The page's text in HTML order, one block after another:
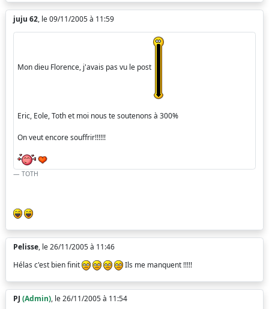
juju 62, le 09/11/2005 à 11:59
Mon dieu Florence, j'avais pas vu le post
Eric, Eole, Toth et moi nous te soutenons à 300%
On veut encore souffrir!!!!!!
TOTH
Pelisse, le 26/11/2005 à 11:46
Hélas c'est bien finit
Ils me manquent !!!!!
PJ (Admin), le 26/11/2005 à 11:54